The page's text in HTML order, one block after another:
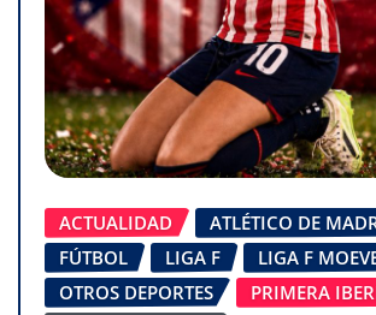
ACTUALIDAD
ATLÉTICO DE
FÚTBOL
LIGA F
LIGA F
OTROS DEPORTES
PRIMERA